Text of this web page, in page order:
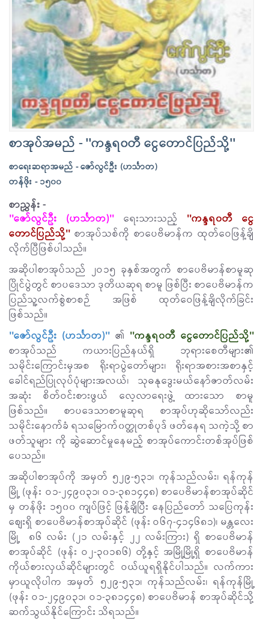
စာအုပ်အမည် - ''ကန္ဒရ၀တီ ငွေတောင်ပြည်သို့''
စာရေးဆရာအမည် - ဇော်လွင်ဦး (ဟင်္သာတ)
တန်ဖိုး - ၁၅၀၀
စာညွှန်း -
''ဇော်လွင်ဦး (ဟင်္သာတ)'' ရေးသားသည့် ''ကန္ဒရ၀တီ ငွေ
တောင်ပြည်သို့'' စာအုပ်သစ်ကို စာပေဗိမာန်က ထုတ်ဝေဖြန့်ချိ
လိုက်ပြီဖြစ်ပါသည်။
အဆိုပါစာအုပ်သည် ၂ဝ၁၅ ခုနှစ်အတွက် စာပေဗိမာန်စာမူဆု
ပြိုင်ပွဲတွင် စာပဒေသာ ဒုတိယဆုရ စာမူ ဖြစ်ပြီး စာပေဗိမာန်က
ပြည်သူ့လက်စွဲစာစဉ် အဖြစ် ထုတ်ဝေဖြန့်ချိလိုက်ခြင်း
ဖြစ်သည်။
''ဇော်လွင်ဦး (ဟင်္သာတ)'' ၏ ''ကန္ဒရ၀တီ ငွေတောင်ပြည်သို့''
စာအုပ်သည် ကယားပြည်နယ်ရှိ ဘုရားစေတီများ၏
သမိုင်းကြောင်းမှအစ ရိုးရာပွဲတော်များ၊ ရိုးရာအစားအစာနှင့်
ခေါင်ရည်ပြုလုပ်ပုံများအလယ်၊ သုဓနုဒွေးမယ်နော်ဇာတ်လမ်း
အဆုံး စိတ်ဝင်းစားဖွယ် လေ့လာရေးဖွဲ့ ထားသော စာမူ
ဖြစ်သည်။ စာပဒေသာစာမူဆုရ စာအုပ်ဟုဆိုသော်လည်း
သမိုင်းနောက်ခံ ရသမြောက်၀တ္ထုတစ်ပုဒ် ဖတ်နေရ သကဲ့သို့ စာ
ဖတ်သူများ ကို ဆွဲဆောင်မှုနေမည့် စာအုပ်ကောင်းတစ်အုပ်ဖြစ်
ပေသည်။
အဆိုပါစာအုပ်ကို အမှတ် ၅၂၉-၅၃၁၊ ကုန်သည်လမ်း၊ ရန်ကုန်
မြို့ (ဖုန်း ဝ၁-၂၄၉၀၃၁၊ ဝ၁-၃၈၁၄၄၈) စာပေဗိမာန်စာအုပ်ဆိုင်
မှ တန်ဖိုး ၁၅၀၀ ကျပ်ဖြင့် ဖြန့်ချိပြီး နေပြည်တော် သပြေကုန်း
စျေးရှိ စာပေဗိမာန်စာအုပ်ဆိုင် (ဖုန်း ဝ၆၇-၄၁၄၆၈၁)၊ မန္တလေး
မြို့ ၈၆ လမ်း (၂၁ လမ်းနှင့် ၂၂ လမ်းကြား) ရှိ စာပေဗိမာန်
စာအုပ်ဆိုင် (ဖုန်း ဝ၂-၃၀၁၈၆) တို့နှင့် အမြို့မြို့ရှိ စာပေဗိမာန်
ကိုယ်စားလှယ်ဆိုင်များတွင် ဝယ်ယူရရှိနိုင်ပါသည်။ လက်ကား
မှာယူလိုပါက အမှတ် ၅၂၉-၅၃၁၊ ကုန်သည်လမ်း၊ ရန်ကုန်မြို့
(ဖုန်း ဝ၁-၂၄၉၀၃၁၊ ဝ၁-၃၈၁၄၄၈) စာပေဗိမာန် စာအုပ်ဆိုင်သို့
ဆက်သွယ်နိုင်ကြောင်း သိရသည်။